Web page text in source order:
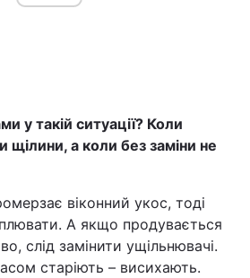
у такій ситуації? Коли
щілини, а коли без заміни не
віконний укос, тоді
А якщо продувається
слід замінити ущільнювачі.
старіють – висихають.